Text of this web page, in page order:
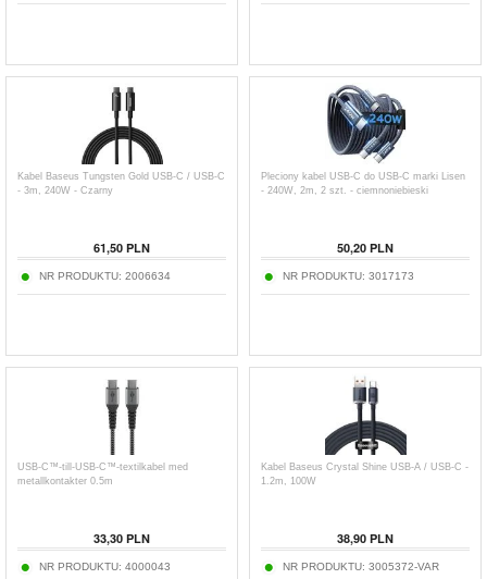
Kabel Baseus Tungsten Gold USB-C / USB-C
- 3m, 240W - Czarny
61,50 PLN
NR PRODUKTU: 2006634
Pleciony kabel USB-C do USB-C marki Lisen
- 240W, 2m, 2 szt. - ciemnoniebieski
50,20 PLN
NR PRODUKTU: 3017173
USB-C™-till-USB-C™-textilkabel med
metallkontakter 0.5m
33,30 PLN
NR PRODUKTU: 4000043
Kabel Baseus Crystal Shine USB-A / USB-C -
1.2m, 100W
38,90 PLN
NR PRODUKTU: 3005372-VAR